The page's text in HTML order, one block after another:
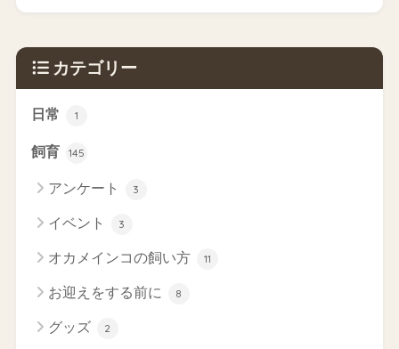
カテゴリー
日常 1
飼育 145
アンケート 3
イベント 3
オカメインコの飼い方 11
お迎えをする前に 8
グッズ 2